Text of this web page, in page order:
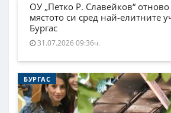
ОУ „Петко Р. Славейков“
мястото си сред най-елитните
Бургас
31.07.2026 09:36ч.
БУРГАС